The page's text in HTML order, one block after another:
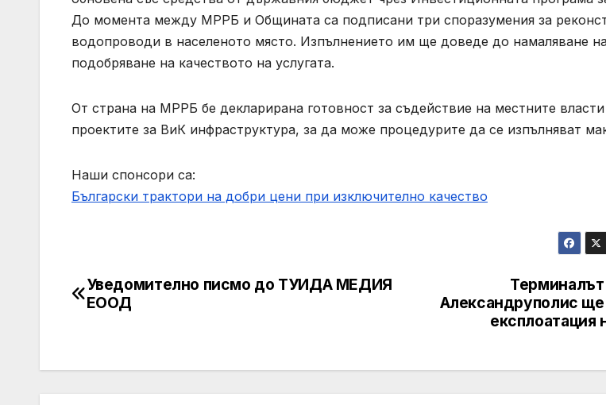
До момента между МРРБ и Общината са подписани три споразумения за
водопроводи в населеното място. Изпълнението им ще доведе до намаляване
подобряване на качеството на услугата.
От страна на МРРБ бе декларирана готовност за съдействие на местните
проектите за ВиК инфраструктура, за да може процедурите да се изпълняват
Наши спонсори са:
Български трактори на добри цени при изключително качество
Post
Терминалът
Александруполис
експлоатация
Уведомително писмо до ТУИДА МЕДИЯ
ЕООД